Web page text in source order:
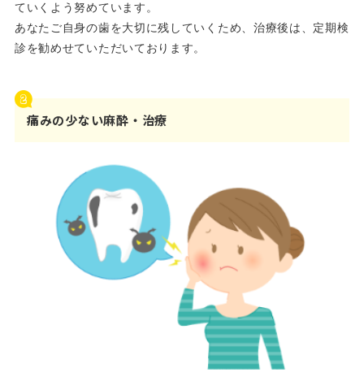
ていくよう努めています。
あなたご自身の歯を大切に残していくため、治療後は、定期検
診を勧めせていただいております。
痛みの少ない麻酔・治療